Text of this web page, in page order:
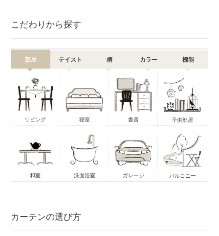
こだわりから探す
部屋 テイスト 柄 カラー 機能
リビング 寝室 書斎 子供部屋
和室 洗面浴室 ガレージ バルコニー
カーテンの選び方